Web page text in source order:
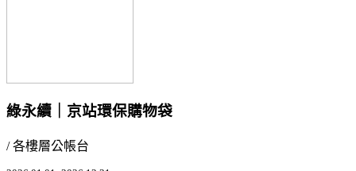
綠永續｜京站環保購物袋
/ 各樓層公帳台